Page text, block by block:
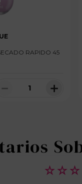
RAPIDO 45
＋
－
☆ ☆ ☆